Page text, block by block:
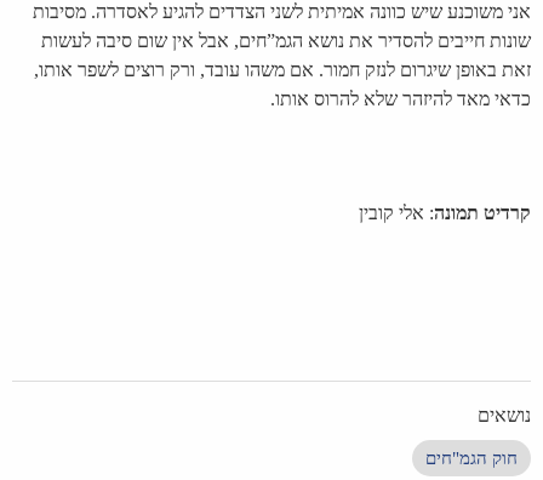
אני משוכנע שיש כוונה אמיתית לשני הצדדים להגיע לאסדרה. מסיבות
שונות חייבים להסדיר את נושא הגמ”חים, אבל אין שום סיבה לעשות
זאת באופן שיגרום לנזק חמור. אם משהו עובד, ורק רוצים לשפר אותו,
כדאי מאד להיזהר שלא להרוס אותו.
קרדיט תמונה: אלי קובין
נושאים
חוק הגמ"חים